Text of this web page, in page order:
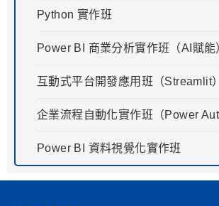
Python 實作班
Power BI 商業分析實作班（AI賦能
互動式平台開發應用班（Streamlit）
企業流程自動化實作班（Power
Power BI 資料視覺化實作班